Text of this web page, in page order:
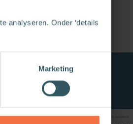
analyseren. Onder ‘details
Marketing